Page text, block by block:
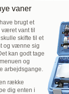
vaner
brugt et
vant til
skifte til et
og vænne sig
kan godt tage
og
arbejdsgange.
række
dig enten i